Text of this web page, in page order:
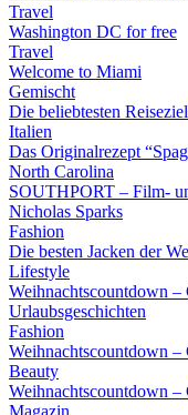
Travel
Washington DC for free
Travel
Welcome to Miami
Gemischt
Die beliebtesten
Italien
Das Originalrezept
North Carolina
SOUTHPORT – Film-
Nicholas Sparks
Fashion
Die besten Jacken der
Lifestyle
Weihnachtscountdown
Urlaubsgeschichten
Fashion
Weihnachtscountdown –
Beauty
Weihnachtscountdown
Magazin